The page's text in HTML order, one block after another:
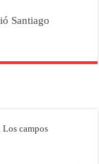
Santiago
Los campos